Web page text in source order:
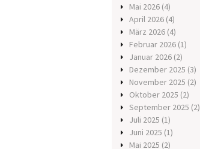
Mai 2026 (4)
April 2026 (4)
März 2026 (4)
Februar 2026 (1)
Januar 2026 (2)
Dezember 2025 (3)
November 2025 (2)
Oktober 2025 (2)
September 2025 (2)
Juli 2025 (1)
Juni 2025 (1)
Mai 2025 (2)